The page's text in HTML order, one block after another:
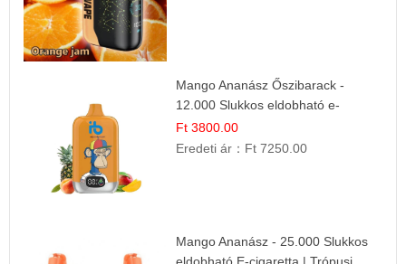
Mango Ananász Őszibarack -
12.000 Slukkos eldobható e-
Cigaretta
Ft 3800.00
Eredeti ár： Ft 7250.00
Mango Ananász - 25.000 Slukkos